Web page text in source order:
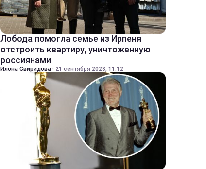
Лобода помогла семье из Ирпеня
отстроить квартиру, уничтоженную
россиянами
Илона Свиридова · 21 сентября 2023, 11:12